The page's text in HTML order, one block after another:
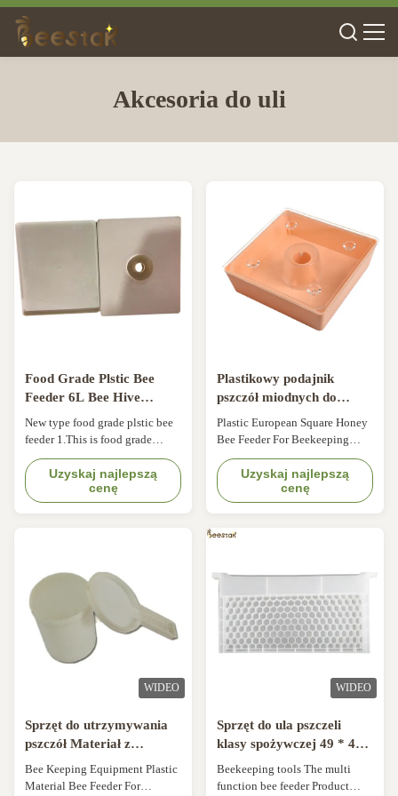
Akcesoria do uli
Food Grade Plstic Bee
Feeder 6L Bee Hive
Equipment
New type food grade plstic bee
feeder 1.This is food grade
plastic , it is very safe. 2. our
quality is very good , it is not
easy broken , and can use for
long time . 3. we have our own
price will be better , ...
Uzyskaj najlepszą
cenę
Plastikowy podajnik
pszczół miodnych do
pszczelarstwa
Plastic European Square Honey
Bee Feeder For Beekeeping
Plastic Material Beehive top
Bee Feeder For Beekeeping​
Specifications of Plastic Bee
Feeder: Item NO. Product Name
Description 17HN-01 Bee
0.12 Plastic material 17HN-02
Transparent Bee ...
Uzyskaj najlepszą
cenę
WIDEO
Sprzęt do utrzymywania
pszczół Materiał z
tworzywa sztucznego
Podajnik pszczół do
Bee Keeping Equipment Plastic
Material Bee Feeder For
WIDEO
Sprzęt do ula pszczeli
klasy spożywczej 49 * 43,8
* 22,3 cm Podajnik
pszczeli miodnych
Beekeeping tools The multi
function bee feeder Product